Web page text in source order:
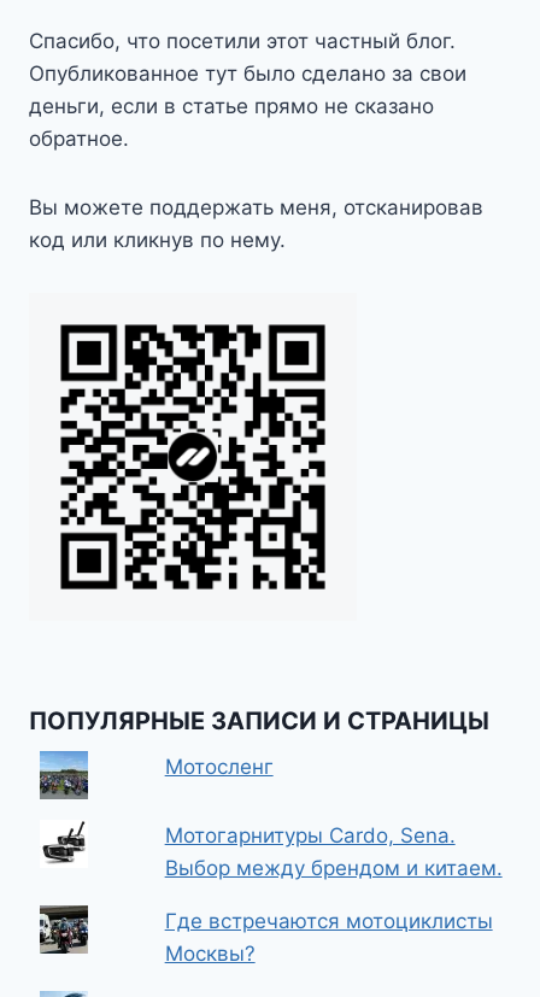
Спасибо, что посетили этот частный блог.
Опубликованное тут было сделано за свои
деньги, если в статье прямо не сказано
обратное.
Вы можете поддержать меня, отсканировав
код или кликнув по нему.
ПОПУЛЯРНЫЕ ЗАПИСИ И СТРАНИЦЫ
Мотосленг
Мотогарнитуры Cardo, Sena.
Выбор между брендом и китаем.
Где встречаются мотоциклисты
Москвы?